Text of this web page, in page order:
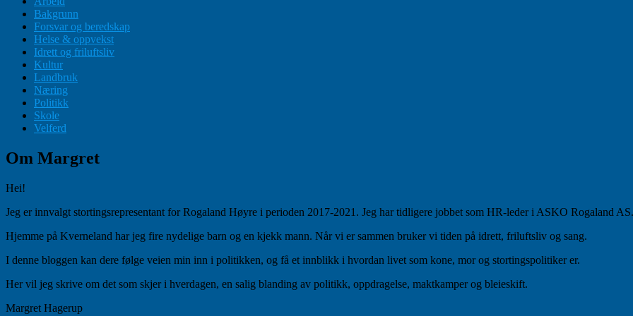
Bakgrunn
Forsvar og beredskap
Helse & oppvekst
Idrett og friluftsliv
Kultur
Landbruk
Næring
Politikk
Skole
Velferd
Om Margret
Hei!
Jeg er innvalgt stortingsrepresentant for Rogaland Høyre i perioden 2017-2021. Jeg har tidligere jobbet som HR-leder i ASKO Rogaland AS.
Hjemme på Kverneland har jeg fire nydelige barn og en kjekk mann. Når vi er sammen bruker vi tiden på idrett, friluftsliv og sang.
I denne bloggen kan dere følge veien min inn i politikken, og få et innblikk i hvordan livet som kone, mor og stortingspolitiker er.
Her vil jeg skrive om det som skjer i hverdagen, en salig blanding av politikk, oppdragelse, maktkamper og bleieskift.
Margret Hagerup